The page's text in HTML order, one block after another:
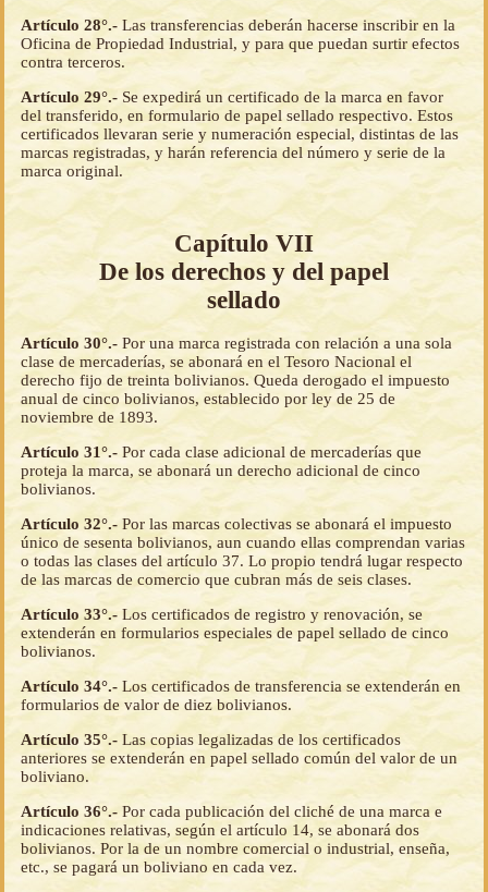
Artículo 28°.- Las transferencias deberán hacerse inscribir en la
Oficina de Propiedad Industrial, y para que puedan surtir efectos
contra terceros.
Artículo 29°.- Se expedirá un certificado de la marca en favor
del transferido, en formulario de papel sellado respectivo. Estos
certificados llevaran serie y numeración especial, distintas de las
marcas registradas, y harán referencia del número y serie de la
marca original.
Capítulo VII
De los derechos y del papel
sellado
Artículo 30°.- Por una marca registrada con relación a una sola
clase de mercaderías, se abonará en el Tesoro Nacional el
derecho fijo de treinta bolivianos. Queda derogado el impuesto
anual de cinco bolivianos, establecido por ley de 25 de
noviembre de 1893.
Artículo 31°.- Por cada clase adicional de mercaderías que
proteja la marca, se abonará un derecho adicional de cinco
bolivianos.
Artículo 32°.- Por las marcas colectivas se abonará el impuesto
único de sesenta bolivianos, aun cuando ellas comprendan varias
o todas las clases del artículo 37. Lo propio tendrá lugar respecto
de las marcas de comercio que cubran más de seis clases.
Artículo 33°.- Los certificados de registro y renovación, se
extenderán en formularios especiales de papel sellado de cinco
bolivianos.
Artículo 34°.- Los certificados de transferencia se extenderán en
formularios de valor de diez bolivianos.
Artículo 35°.- Las copias legalizadas de los certificados
anteriores se extenderán en papel sellado común del valor de un
boliviano.
Artículo 36°.- Por cada publicación del cliché de una marca e
indicaciones relativas, según el artículo 14, se abonará dos
bolivianos. Por la de un nombre comercial o industrial, enseña,
etc., se pagará un boliviano en cada vez.